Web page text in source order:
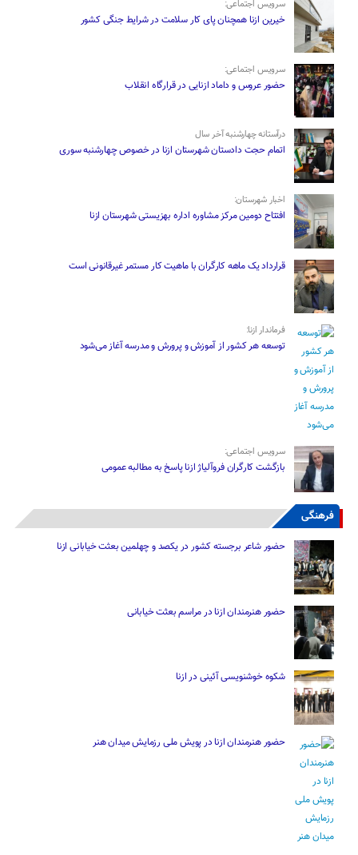
سرویس اجتماعی:
خیرین ازنا همچنان پای کار سلامت در شرایط جنگی کشور
سرویس اجتماعی:
حضور عروس و داماد ازنایی در قرارگاه انقلاب
درآستانه چهارشنبه آخر سال
اتمام حجت دادستان شهرستان ازنا در خصوص چهارشنبه ‌سوری
اخبار شهرستان:
افتتاح دومین مرکز مشاوره اداره بهزیستی شهرستان ازنا
قرارداد یک ماهه کارگران با ماهیت کار مستمر غیرقانونی است
فرماندار ازنا:
توسعه هر کشور از آموزش و پرورش و مدرسه آغاز می‌شود
سرویس اجتماعی:
بازگشت کارگران فروآلیاژ ازنا پاسخ به مطالبه عمومی
فرهنگی
حضور شاعر برجسته کشور در یکصد و چهلمین بعثت خیابانی ازنا
حضور هنرمندان ازنا در مراسم بعثت خیابانی
شکوه خوشنویسی آئینی در ازنا
حضور هنرمندان ازنا در پویش ملی رزمایش میدان هنر